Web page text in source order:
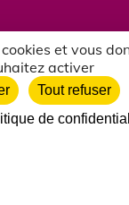
et vous
activer
Tout refuser
de
ASSOCIATIFS